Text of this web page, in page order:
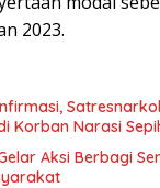
2023.
Korban Narasi
Aksi Berbagi